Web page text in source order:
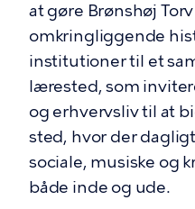
at gøre Brønshøj
omkringliggende
institutioner til et
lærested, som
og erhvervsliv til at
sted, hvor der
sociale, musiske og
både inde og ude.